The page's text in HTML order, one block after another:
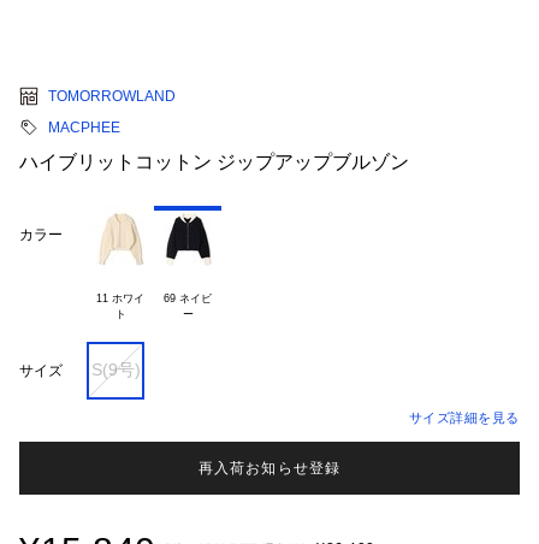
TOMORROWLAND
MACPHEE
ハイブリットコットン ジップアップブルゾン
カラー
11 ホワイ
69 ネイビ
ー
サイズ S(9号)
サイズ詳細を見る
再入荷お知らせ登録